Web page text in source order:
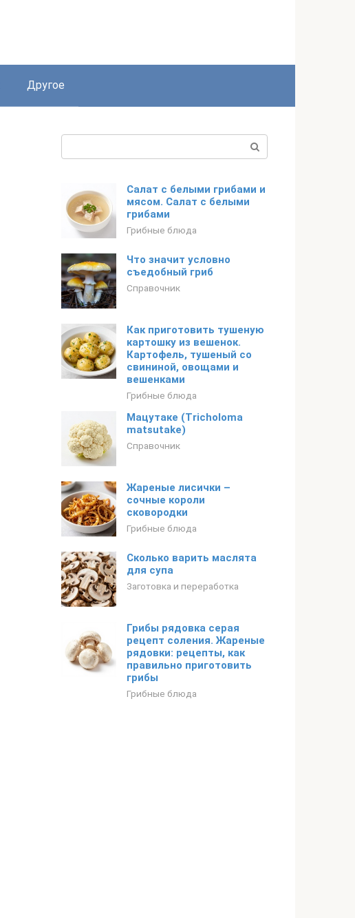
Другое
Салат с белыми грибами и
мясом. Салат с белыми
грибами
Грибные блюда
Что значит условно
съедобный гриб
Справочник
Как приготовить тушеную
картошку из вешенок.
Картофель, тушеный со
свининой, овощами и
вешенками
Грибные блюда
Мацутаке (Tricholoma
matsutake)
Справочник
Жареные лисички –
сочные короли
сковородки
Грибные блюда
Сколько варить маслята
для супа
Заготовка и переработка
Грибы рядовка серая
рецепт соления. Жареные
рядовки: рецепты, как
правильно приготовить
грибы
Грибные блюда